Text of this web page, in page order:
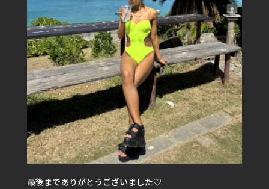
最後までありがとうございました♡